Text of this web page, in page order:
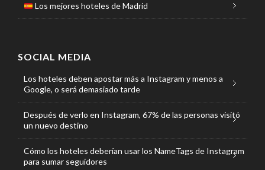
Los mejores hoteles de Madrid
SOCIAL MEDIA
Los hoteles deben apostar más a Instagram y menos a
Google, o será demasiado tarde
Después de verlo en Instagram, 67% de las personas visitó
un nuevo destino
Cómo los hoteles deberían usar los NameTags de Instagram
para sumar seguidores